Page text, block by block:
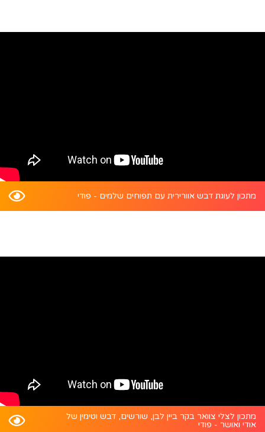
מתכון לעוגת דבש אוורירית עם תפוחים שלמים - פודי
מתכון לצלי צוואר בקר ביין לבן, שורשים, דבש וטימין של
אודי ואושר - פודי